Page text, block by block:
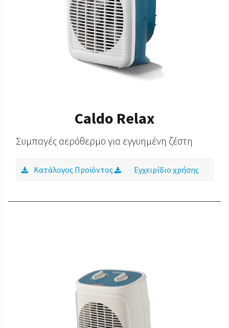
Caldo Relax
Συμπαγές αερόθερμο για εγγυημένη ζέστη
Κατάλογος Προϊόντος Εγχειρίδιο χρήσης